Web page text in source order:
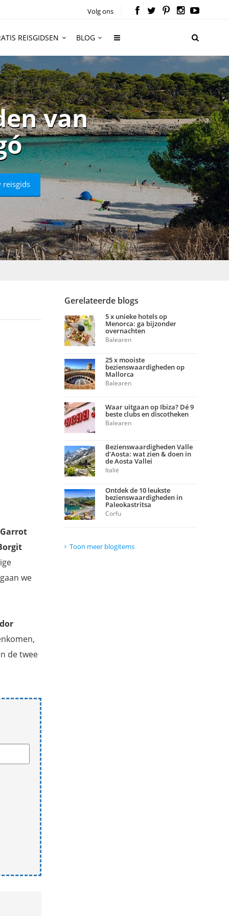
Volg ons
REISGIDSEN BLOG
van
reisgids
we
de twee
Gerelateerde blogs
5 x unieke hotels op
Menorca: ga bijzonder
overnachten
Balearen
25 x mooiste
bezienswaardigheden op
Mallorca
Balearen
Waar uitgaan op Ibiza? Dé 9
beste clubs en discotheken
Balearen
Bezienswaardigheden Valle
d'Aosta: wat zien & doen in
de Aosta Vallei
Italië
Ontdek de 10 leukste
bezienswaardigheden in
Paleokastritsa
Corfu
Toon meer blogitems